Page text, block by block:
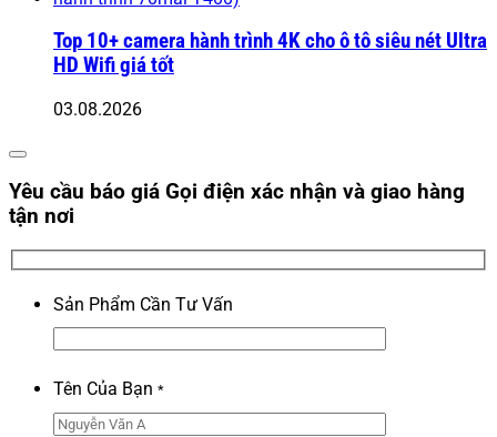
Top 10+ camera hành trình 4K cho ô tô siêu nét Ultra
HD Wifi giá tốt
03.08.2026
Yêu cầu báo giá Gọi điện xác nhận và giao hàng
tận nơi
Sản Phẩm Cần Tư Vấn
Tên Của Bạn *